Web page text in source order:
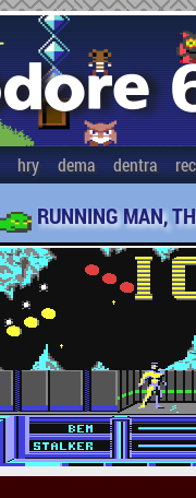
hry dema dentra
RUNNING MAN,